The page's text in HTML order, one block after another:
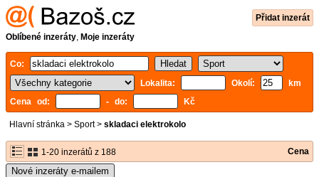
Přidat inzerát
Oblíbené inzeráty, Moje inzeráty
Co:
Lokalita:
Okolí:
km
Cena od:
- do: Kč
Hlavní stránka > Sport> skladaci elektrokolo
1-20 inzerátů z 188 Cena
Nové inzeráty e-mailem